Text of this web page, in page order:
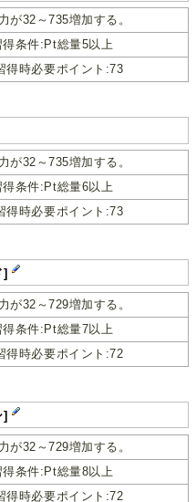
が32～735増加する。
得条件:Pt総量5以上
得時必要ポイント:73
が32～735増加する。
得条件:Pt総量6以上
得時必要ポイント:73
]
が32～729増加する。
得条件:Pt総量7以上
得時必要ポイント:72
]
が32～729増加する。
得条件:Pt総量8以上
得時必要ポイント:72